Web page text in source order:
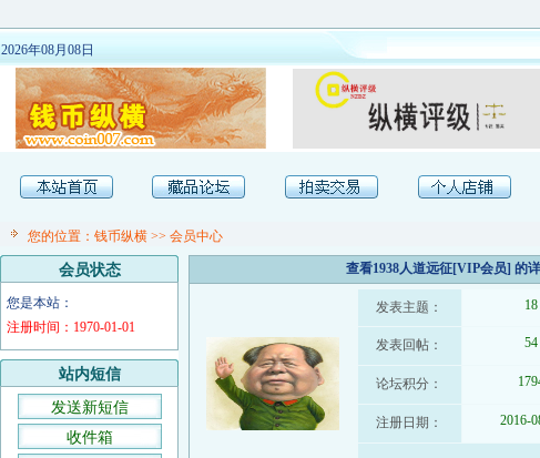
2026年08月08日
您的位置： 钱币纵横 >> 会员中心
会员状态
您是本站：
注册时间：1970-01-01
站内短信
发送新短信
收件箱
查看1938人道远征[VIP会员] 的
发表主题： 18
发表回帖： 54
论坛积分：
注册日期： 2016-